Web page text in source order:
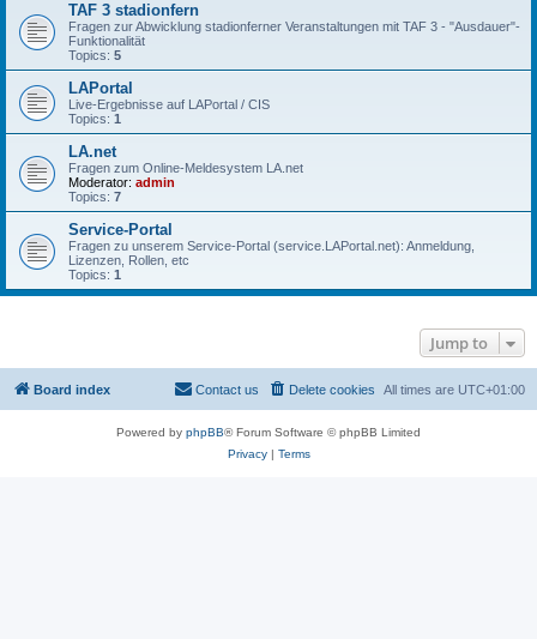
TAF 3 stadionfern
Fragen zur Abwicklung stadionferner Veranstaltungen mit TAF 3 - "Ausdauer"-
Funktionalität
Topics: 5
LAPortal
Live-Ergebnisse auf LAPortal / CIS
Topics: 1
LA.net
Fragen zum Online-Meldesystem LA.net
Moderator: admin
Topics: 7
Service-Portal
Fragen zu unserem Service-Portal (service.LAPortal.net): Anmeldung,
Lizenzen, Rollen, etc
Topics: 1
Jump to
Board index All times are UTC+01:00
Delete cookies
Contact us
Powered by phpBB® Forum Software © phpBB Limited
Privacy| Terms